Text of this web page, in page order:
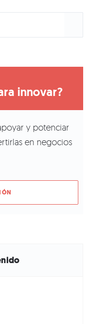
innovar?
y potenciar
en negocios